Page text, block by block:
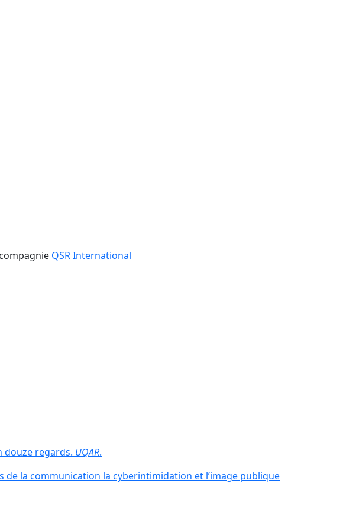
QSR International
douze regards. UQAR.
de la communication la cyberintimidation et l’image publique